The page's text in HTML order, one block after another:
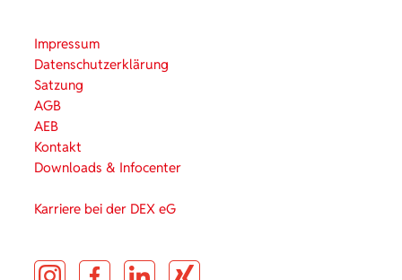
Impressum
Datenschutzerklärung
Satzung
AGB
AEB
Kontakt
Downloads & Infocenter
Karriere bei der DEX eG